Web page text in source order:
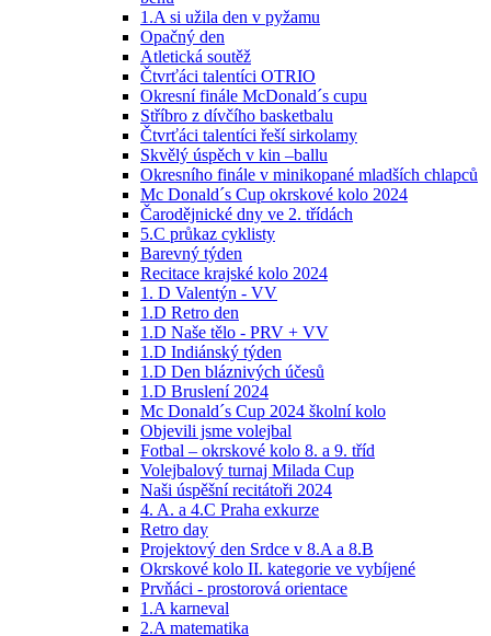
1.A si užila den v pyžamu
Opačný den
Atletická soutěž
Čtvrťáci talentíci OTRIO
Okresní finále McDonald´s cupu
Stříbro z dívčího basketbalu
Čtvrťáci talentíci řeší sirkolamy
Skvělý úspěch v kin –ballu
Okresního finále v minikopané mladších chlapců
Mc Donald´s Cup okrskové kolo 2024
Čarodějnické dny ve 2. třídách
5.C průkaz cyklisty
Barevný týden
Recitace krajské kolo 2024
1. D Valentýn - VV
1.D Retro den
1.D Naše tělo - PRV + VV
1.D Indiánský týden
1.D Den bláznivých účesů
1.D Bruslení 2024
Mc Donald´s Cup 2024 školní kolo
Objevili jsme volejbal
Fotbal – okrskové kolo 8. a 9. tříd
Volejbalový turnaj Milada Cup
Naši úspěšní recitátoři 2024
4. A. a 4.C Praha exkurze
Retro day
Projektový den Srdce v 8.A a 8.B
Okrskové kolo II. kategorie ve vybíjené
Prvňáci - prostorová orientace
1.A karneval
2.A matematika